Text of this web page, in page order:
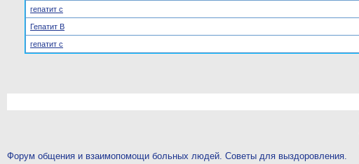
гепатит с
Гепатит В
гепатит с
Форум общения и взаимопомощи больных людей. Советы для выздоровления.